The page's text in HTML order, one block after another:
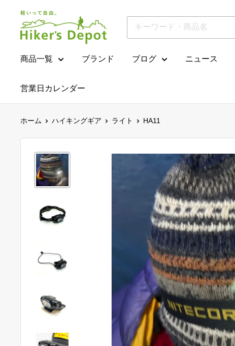
ッ
Hiker'sDepot
商品一覧 ブランド ブログ ニュース
営業日カレンダー
ホーム ハイキングギア ライト HA11